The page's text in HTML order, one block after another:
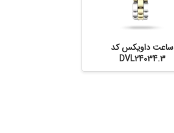
ساعت داویکس کد
DVL24034.3